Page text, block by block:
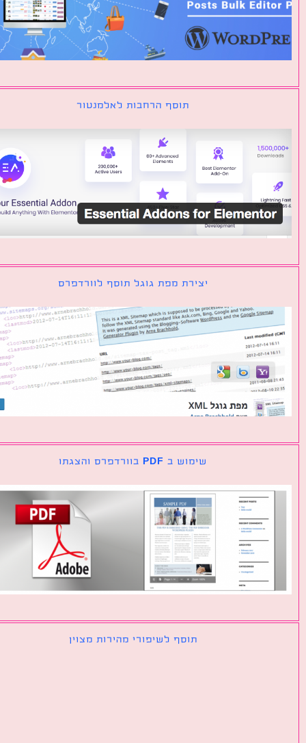
תוסף הרחבות לאלמנטור
יצירת מפת גוגל תוסף לוורדפרס
שימוש ב PDF בוורדפרס והצגתו
תוסף לשיפורי מהירות מצוין